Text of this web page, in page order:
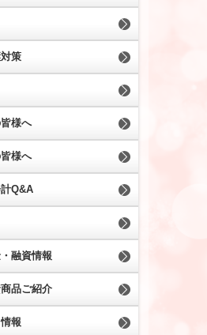
策
様へ
様へ
Q&A
融資情報
品ご紹介
報